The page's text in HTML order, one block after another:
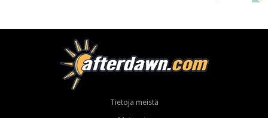
Tietoja meistä